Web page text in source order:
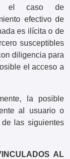
el caso de
efectivo de
es ilícita o de
susceptibles
diligencia para
el acceso a
la posible
al usuario o
las siguientes
AL